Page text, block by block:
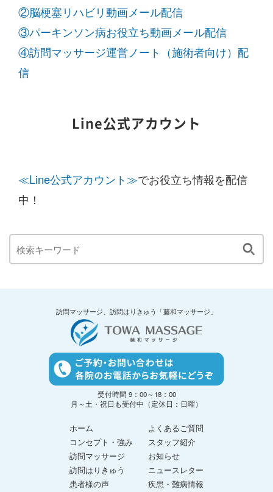
②脳梗塞リハビリ動画メール配信
③パーキンソン病お役立ち動画メール配信
④訪問マッサージ運営ノート（施術者向け）配
信
Line公式アカウント
≪Line公式アカウント≫でお役立ち情報を配信
中！
訪問マッサージ、訪問はりきゅう「藤和マッサージ」
受付時間 9：00～18：00
月～土・祝日も受付中（定休日：日曜）
ホーム
コンセプト・強み
訪問マッサージ
訪問はりきゅう
患者様の声
よくあるご質問
スタッフ紹介
お知らせ
ニュースレター
疾患・難病情報